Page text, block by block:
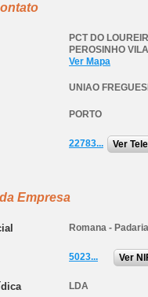
PCT DO
PEROSINHO
Ver Mapa
UNIAO
PORTO
22783... Ver
Empresa
Romana -
5023... Ver
LDA